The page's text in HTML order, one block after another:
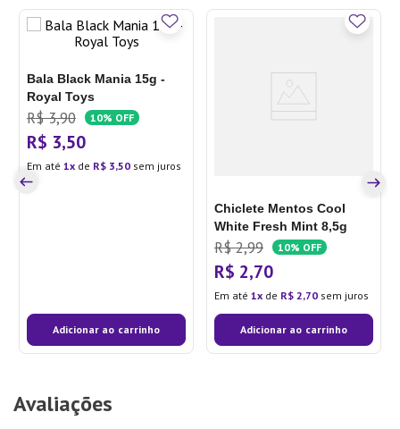
Bala Black Mania 15g -
Royal Toys
R$ 3,90 10% OFF
R$ 3,50
Em até 1 de R$ 3,50 sem juros
Adicionar ao carrinho
Chiclete Mentos Cool
White Fresh Mint 8,5g
R$ 2,99 10% OFF
R$ 2,70
Em até 1 de R$ 2,70 sem juros
Adicionar ao carrinho
Avaliações